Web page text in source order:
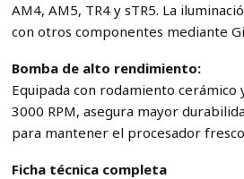
AM4, AM5, TR4 y sTR5. La
con otros componentes mediante
Bomba de alto rendimiento:
Equipada con rodamiento cerámico
3000 RPM, asegura mayor
para mantener el procesador
Ficha técnica completa